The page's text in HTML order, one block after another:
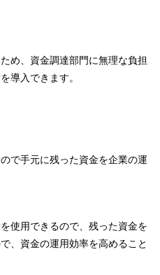
め、資金調達部門に無理な負担
導入できます。
で手元に残った資金を企業の運
使用できるので、残った資金を
、資金の運用効率を高めること